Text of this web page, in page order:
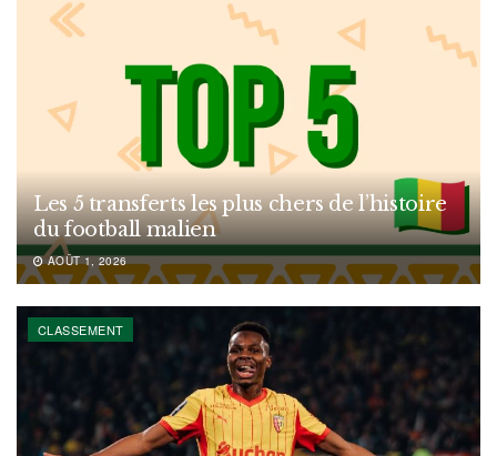
Les 5 transferts les plus chers de l’histoire
du football malien
AOÛT 1, 2026
CLASSEMENT